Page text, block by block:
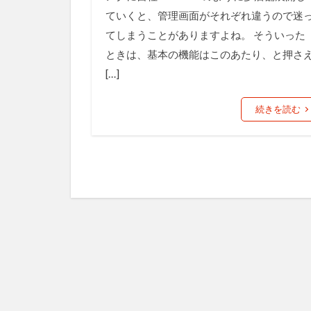
ていくと、管理画面がそれぞれ違うので迷
てしまうことがありますよね。 そういった
ときは、基本の機能はこのあたり、と押さ
[…]
続きを読む